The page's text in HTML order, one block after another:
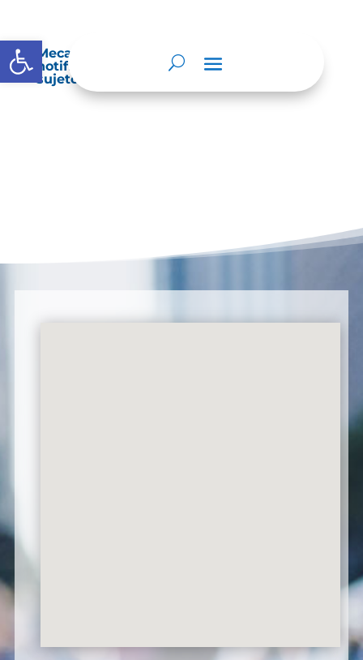
Abrir barra de herramientas
Mecanismos internos de supervisión,
notificación y vigilancia pertinente del
sujeto obligado